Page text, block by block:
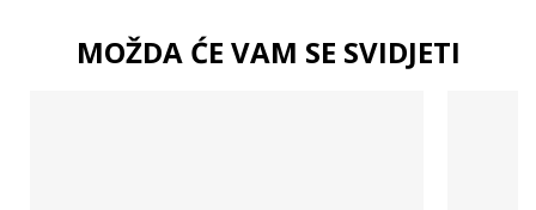
MOŽDA ĆE VAM SE SVIDJETI